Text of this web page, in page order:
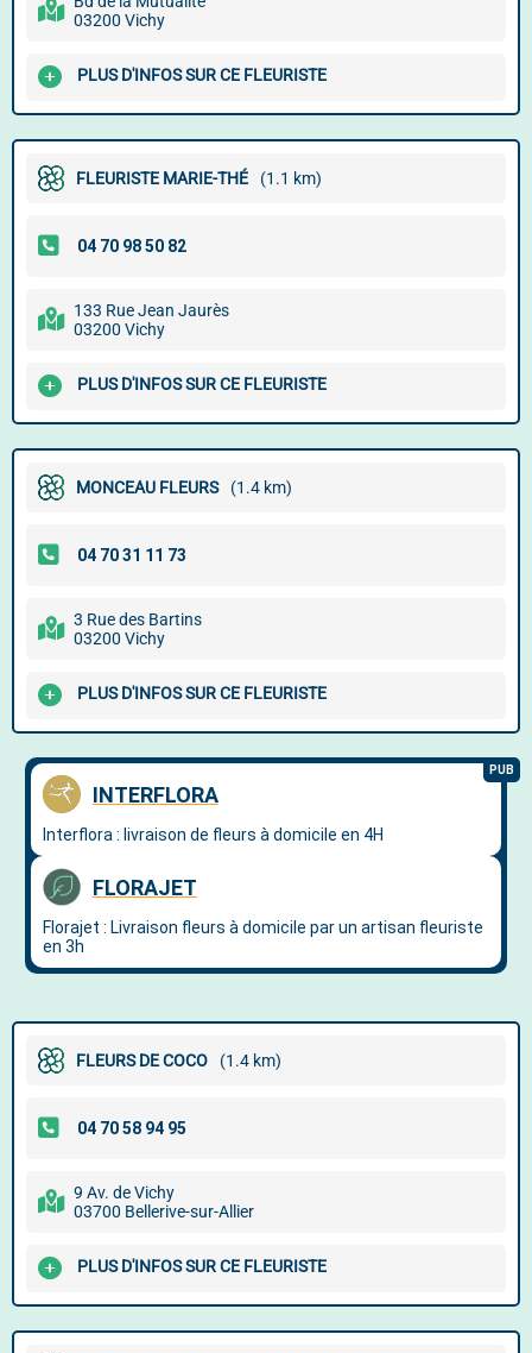
03200 Vichy
PLUS D'INFOS SUR CE FLEURISTE
FLEURISTE MARIE-THÉ (1.1 km)
133 Rue Jean Jaurès
03200 Vichy
PLUS D'INFOS SUR CE FLEURISTE
MONCEAU FLEURS (1.4 km)
3 Rue des Bartins
03200 Vichy
PLUS D'INFOS SUR CE FLEURISTE
FLEURS DE COCO (1.4 km)
9 Av. de Vichy
03700 Bellerive-sur-Allier
PLUS D'INFOS SUR CE FLEURISTE